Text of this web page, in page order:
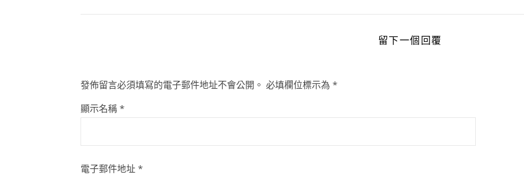
留下一個回覆
發佈留言必須填寫的電子郵件地址不會公開。 必填欄位標示為 *
顯示名稱 *
電子郵件地址 *